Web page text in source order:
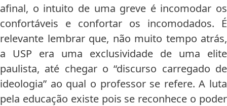
afinal, o intuito de uma greve é incomodar os
confortáveis e confortar os incomodados. É
relevante lembrar que, não muito tempo atrás,
a USP era uma exclusividade de uma elite
paulista, até chegar o “discurso carregado de
ideologia” ao qual o professor se refere. A luta
pela educação existe pois se reconhece o poder